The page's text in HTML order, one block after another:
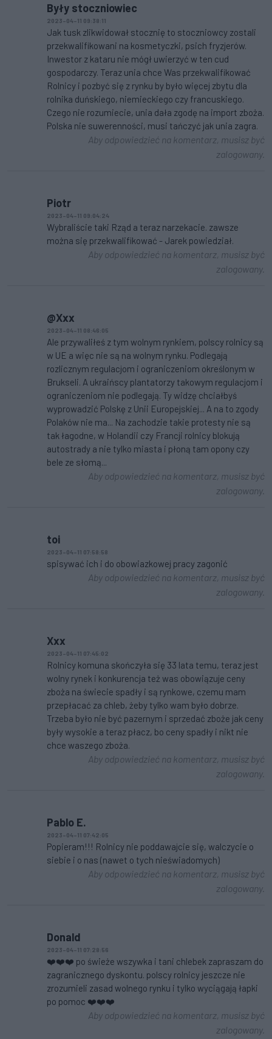
Były stoczniowiec
2023-04-11 09:38:11
Jak tusk zlikwidował stocznię to stoczniowcy zostali
przekwalifikowani na kosmetyczki, psich fryzjerów.
Inwestor z kataru nie mógł uwierzyć w ten cud
gospodarczy. Teraz unia chce Was przekwalifikować
Rolnicy i pozbyć się z rynku by było więcej zbytu dla
rolnika duńskiego, niemieckiego czy francuskiego.
Czego nie rozumiecie, unia dała zgodę na import zboża.
Polska nie suwerenności, musi tańczyć jak unia zagra.
Aby odpowiedzieć na komentarz, musisz być
zalogowany.
Piotr
2023-04-11 09:04:24
Wybraliście taki Rząd a teraz narzekacie. zawsze
można się przekwalifikować - Jarek powiedział.
Aby odpowiedzieć na komentarz, musisz być
zalogowany.
@Xxx
2023-04-11 08:46:05
Ale przywaliłeś z tym wolnym rynkiem, polscy rolnicy są
w UE a więc nie są na wolnym rynku. Podlegają
rozlicznym regulacjom i ograniczeniom określonym w
Brukseli. A ukraińscy plantatorzy takowym regulacjom i
ograniczeniom nie podlegają. Ty widzę chciałbyś
wyprowadzić Polskę z Unii Europejskiej... A na to zgody
Polaków nie ma... Na zachodzie takie protesty nie są
tak łagodne, w Holandii czy Francji rolnicy blokują
autostrady a nie tylko miasta i płoną tam opony czy
bele ze słomą...
Aby odpowiedzieć na komentarz, musisz być
zalogowany.
toi
2023-04-11 07:58:58
spisywać ich i do obowiazkowej pracy zagonić
Aby odpowiedzieć na komentarz, musisz być
zalogowany.
Xxx
2023-04-11 07:45:02
Rolnicy komuna skończyła się 33 lata temu, teraz jest
wolny rynek i konkurencja też was obowiązuje ceny
zboża na świecie spadły i są rynkowe, czemu mam
przepłacać za chleb, żeby tylko wam było dobrze.
Trzeba było nie być pazernym i sprzedać zboże jak ceny
były wysokie a teraz płacz, bo ceny spadły i nikt nie
chce waszego zboża.
Aby odpowiedzieć na komentarz, musisz być
zalogowany.
Pablo E.
2023-04-11 07:42:05
Popieram!!! Rolnicy nie poddawajcie się, walczycie o
siebie i o nas (nawet o tych nieświadomych)
Aby odpowiedzieć na komentarz, musisz być
zalogowany.
Donald
2023-04-11 07:28:56
❤️❤️❤️ po świeże wszywka i tani chlebek zapraszam do
zagranicznego dyskontu. polscy rolnicy jeszcze nie
zrozumieli zasad wolnego rynku i tylko wyciągają łapki
po pomoc ❤️❤️❤️
Aby odpowiedzieć na komentarz, musisz być
zalogowany.